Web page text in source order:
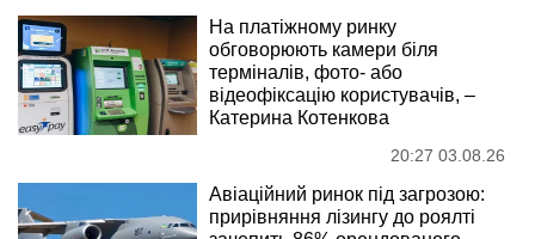
На платіжному ринку
обговорюють камери біля
терміналів, фото- або
відеофіксацію користувачів, –
Катерина Котенкова
20:27 03.08.26
Авіаційний ринок під загрозою:
прирівняння лізингу до роялті